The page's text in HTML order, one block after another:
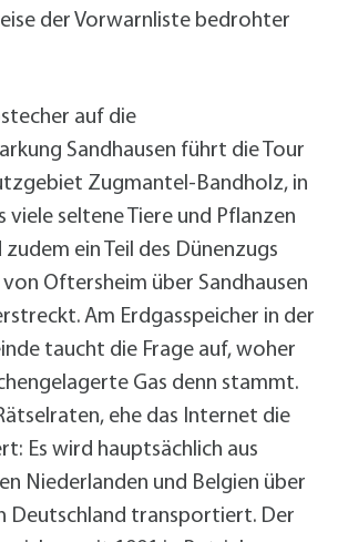
der Vorwarnliste bedrohter
auf die
Sandhausen führt die Tour
Zugmantel-Bandholz, in
viele seltene Tiere und Pflanzen
ein Teil des Dünenzugs
von Oftersheim über Sandhausen
Am Erdgasspeicher in der
taucht die Frage auf, woher
Gas denn stammt.
ehe das Internet die
Es wird hauptsächlich aus
Niederlanden und Belgien über
Deutschland transportiert. Der